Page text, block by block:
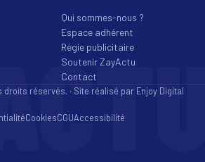
Qui sommes-nous ?
Espace adhérent
Régie publicitaire
Soutenir ZayActu
Contact
droits réservés. · Site réalisé par Enjoy Digital
CookiesCGUAccessibilité